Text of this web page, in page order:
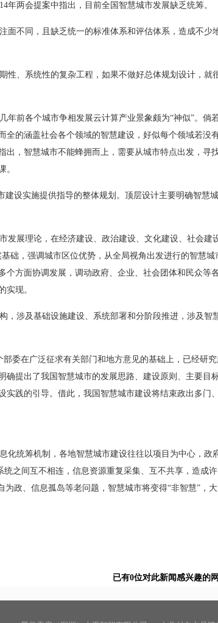
两会提案中指出，目前全国智慧城市发展缺乏统筹。
不同，且缺乏统一的标准体系和评估体系，造成不少
、系统性的复杂工程，如果不做好总体规划设计，就
前各个城市争相发展云计算产业景象颇为“神似”。倘
的涵盖社会各个领域的智慧建设，好似每个领域若没
，智慧城市不能蜂拥而上，需要从城市特点出发，寻
。
设实施提供指导的整体规划。顶层设计主要明确智慧
展理论，在经济建设、政治建设、文化建设、社会建
础，强调城市区位优势，从全局视角出发进行的智慧城
方面协调发展，调动政府、企业、社会团体和民众等
实现。
涉及基础设施建设、系统部署和分阶段推进，涉及智
委在广泛征求有关部门和地方意见的基础上，已经研
确提出了我国智慧城市的发展思路、建设原则、主要目
践的引导。借此，我国智慧城市建设将结束政出多门
统筹机制，各地智慧城市建设往往以项目为中心，政
之间互不相连，信息资源重复采集、互不共享，造成
政、信息孤岛等老问题，智慧城市将变得“非智慧”，
已有0位对此新闻感兴趣的